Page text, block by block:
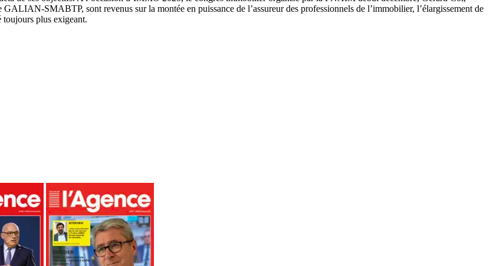
SMABTP, sont revenus sur la montée en puissance de l’assureur des professionnels de l’immobilier, l’élargissement de
toujours plus exigeant.